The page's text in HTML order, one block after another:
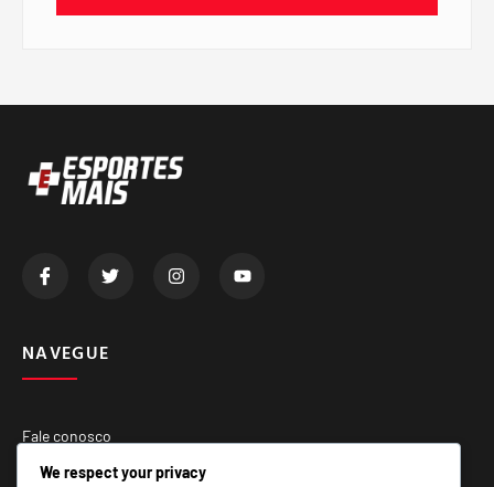
NAVEGUE
Fale conosco
Quem Somos
We respect your privacy